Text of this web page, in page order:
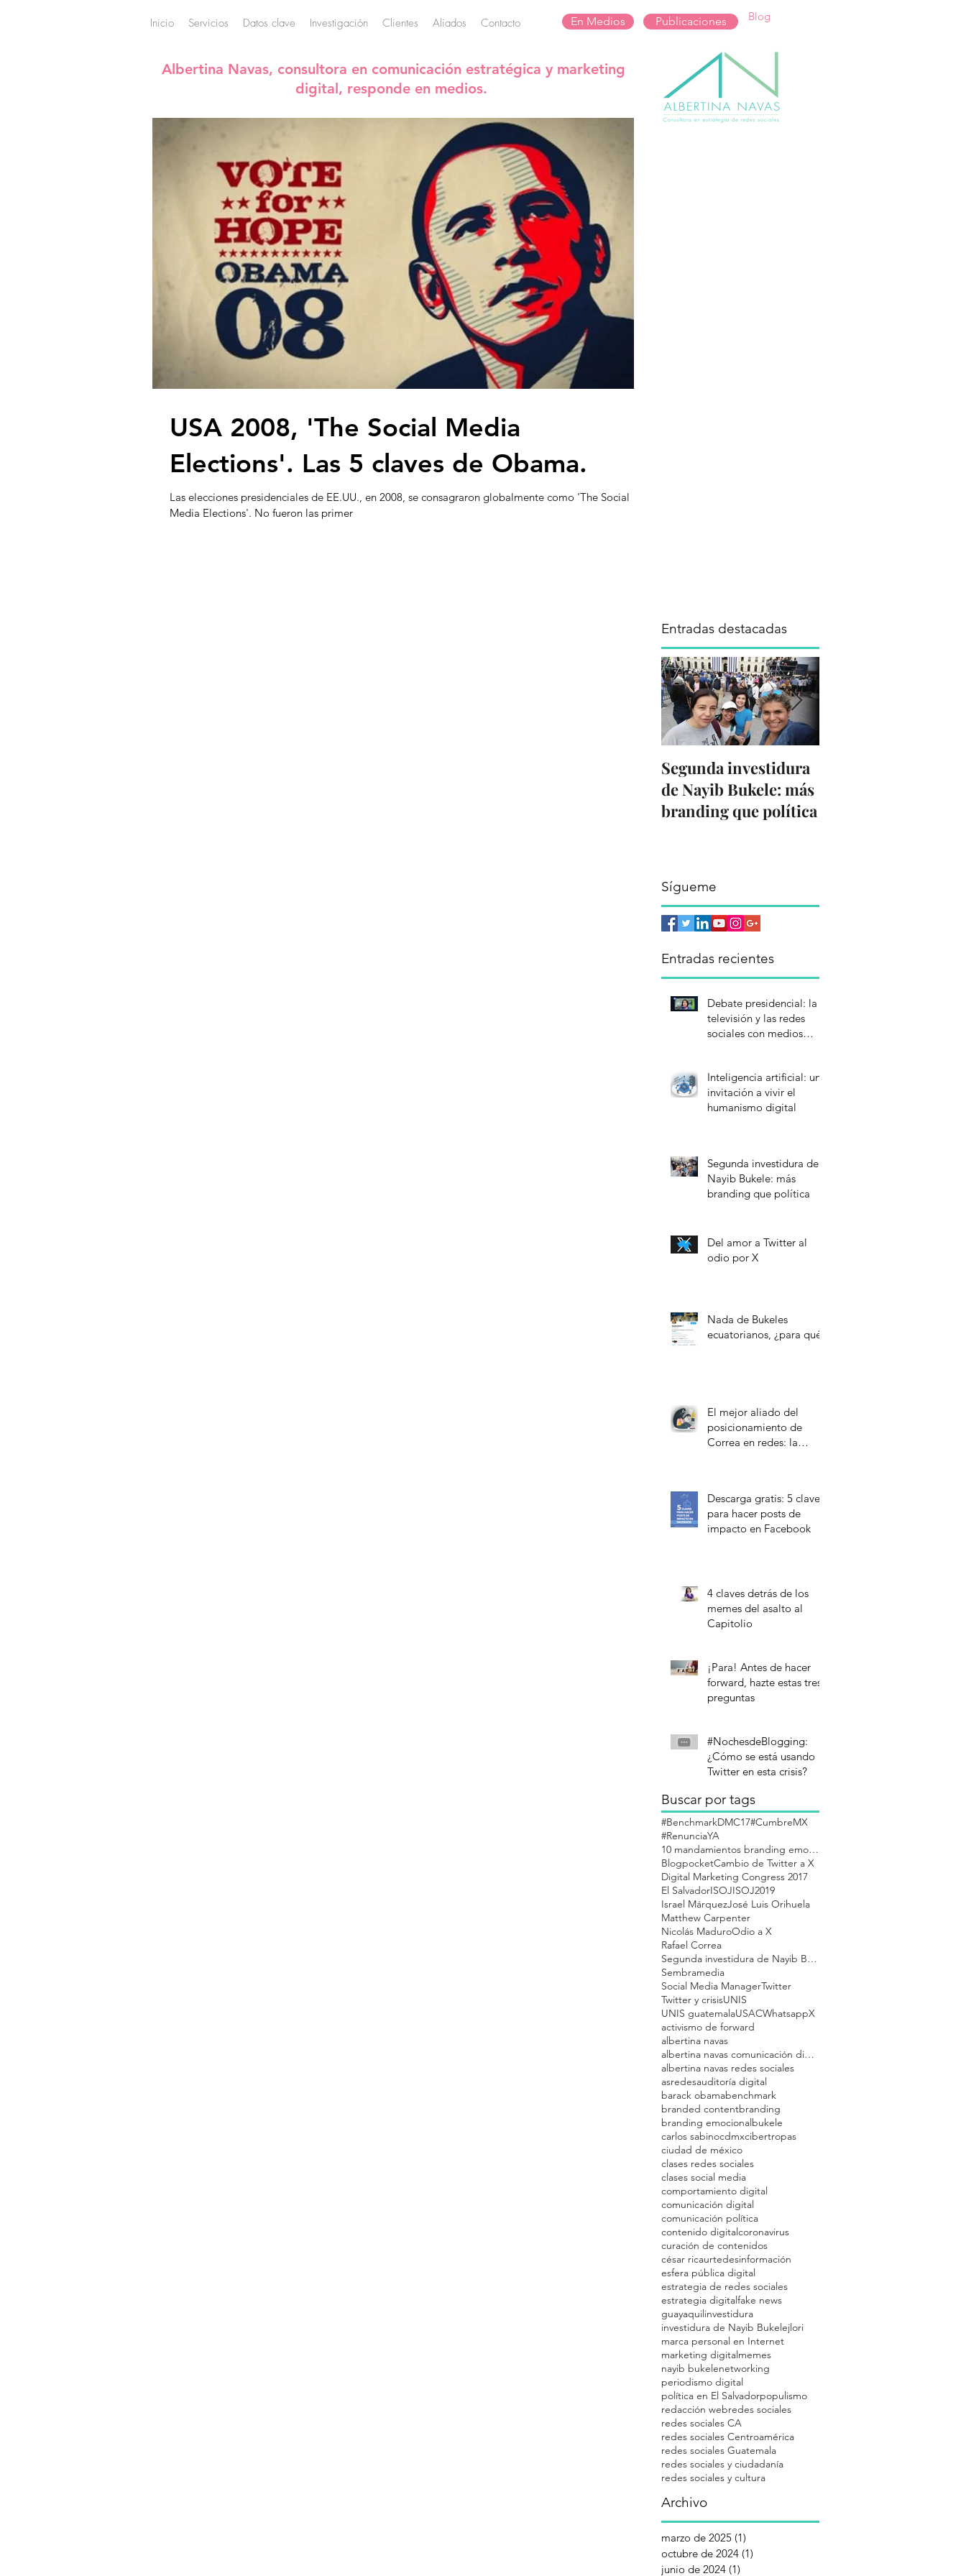
Inicio Servicios Datos clave Investigación Clientes Aliados Contacto En Medios Publicaciones Blog
Albertina Navas, consultora en comunicación estratégica y marketing
digital, responde en medios.
USA 2008, 'The Social Media
Elections'. Las 5 claves de Obama.
Las elecciones presidenciales de EE.UU., en 2008, se consagraron globalmente como 'The Social
Media Elections'. No fueron las primer
Entradas destacadas
Segunda investidura
de Nayib Bukele: más
branding que política
Sígueme
Entradas recientes
Debate presidencial: la
televisión y las redes
sociales con medios
Inteligencia artificial: una
invitación a vivir el
humanismo digital
Segunda investidura de
Nayib Bukele: más
branding que política
Del amor a Twitter al
odio por X
Nada de Bukeles
ecuatorianos, ¿para qué?
El mejor aliado del
posicionamiento de
Correa en redes: la
Descarga gratis: 5 claves
para hacer posts de
impacto en Facebook
4 claves detrás de los
memes del asalto al
Capitolio
¡Para! Antes de hacer
forward, hazte estas tres
preguntas
#NochesdeBlogging:
¿Cómo se está usando
Twitter en esta crisis?
Buscar por tags
#BenchmarkDMC17#CumbreMX
#RenunciaYA
10 mandamientos branding emocional
BlogpocketCambio de Twitter a X
Digital Marketing Congress 2017
El SalvadorISOJISOJ2019
Israel MárquezJosé Luis Orihuela
Matthew Carpenter
Nicolás MaduroOdio a X
Rafael Correa
Segunda investidura de Nayib Bukele
Sembramedia
Social Media ManagerTwitter
Twitter y crisisUNIS
UNIS guatemalaUSACWhatsappX
activismo de forward
albertina navas
albertina navas comunicación digital
albertina navas redes sociales
asredesauditoría digital
barack obamabenchmark
branded contentbranding
branding emocionalbukele
carlos sabinocdmxcibertropas
ciudad de méxico
clases redes sociales
clases social media
comportamiento digital
comunicación digital
comunicación política
contenido digitalcoronavirus
curación de contenidos
césar ricaurtedesinformación
esfera pública digital
estrategia de redes sociales
estrategia digitalfake news
guayaquilinvestidura
investidura de Nayib Bukelejlori
marca personal en Internet
marketing digitalmemes
nayib bukelenetworking
periodismo digital
política en El Salvadorpopulismo
redacción webredes sociales
redes sociales CA
redes sociales Centroamérica
redes sociales Guatemala
redes sociales y ciudadanía
redes sociales y cultura
Archivo
marzo de 2025 (1)
octubre de 2024 (1)
junio de 2024 (1)